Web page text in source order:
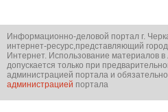
Информационно-деловой портал г.
интернет-ресурс,представляющий
Интернет. Использование материалов
допускается только при
администрацией портала и
администрацией портала